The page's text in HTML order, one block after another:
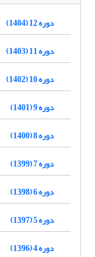
دوره 12 (1404)
دوره 11 (1403)
دوره 10 (1402)
دوره 9 (1401)
دوره 8 (1400)
دوره 7 (1399)
دوره 6 (1398)
دوره 5 (1397)
دوره 4 (1396)